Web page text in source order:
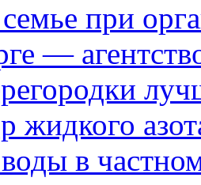
при
—
жидкого
в